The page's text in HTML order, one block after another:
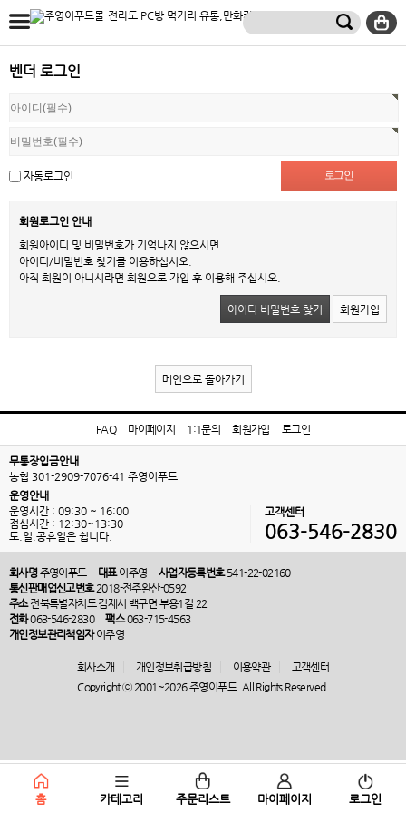
벤더 로그인
자동로그인
회원로그인 안내
회원아이디 및 비밀번호가 기억나지 않으시면
아이디/비밀번호 찾기를 이용하십시오.
아직 회원이 아니시라면 회원으로 가입 후 이용해 주십시오.
아이디 비밀번호 찾기 회원가입
메인으로 돌아가기
홈 카테고리 주문리스트 마이페이지 로그인
FAQ 마이페이지 1:1문의 회원가입 로그인
무통장입금안내
농협 301-2909-7076-41 주영이푸드
운영안내
운영시간 : 09:30 ~ 16:00
점심시간 : 12:30~13:30
토.일.공휴일은 쉽니다.
고객센터
063-546-2830
회사명주영이푸드 대표이주영 사업자등록번호541-22-02160
통신판매업신고번호2018-전주완산-0592
주소전북특별자치도 김제시 백구면 부용1길 22
전화063-546-2830 팩스063-715-4563
개인정보관리책임자이주영
회사소개 개인정보취급방침 이용약관
고객센터
Copyright ⓒ 2001~2026 주영이푸드. All Rights Reserved.